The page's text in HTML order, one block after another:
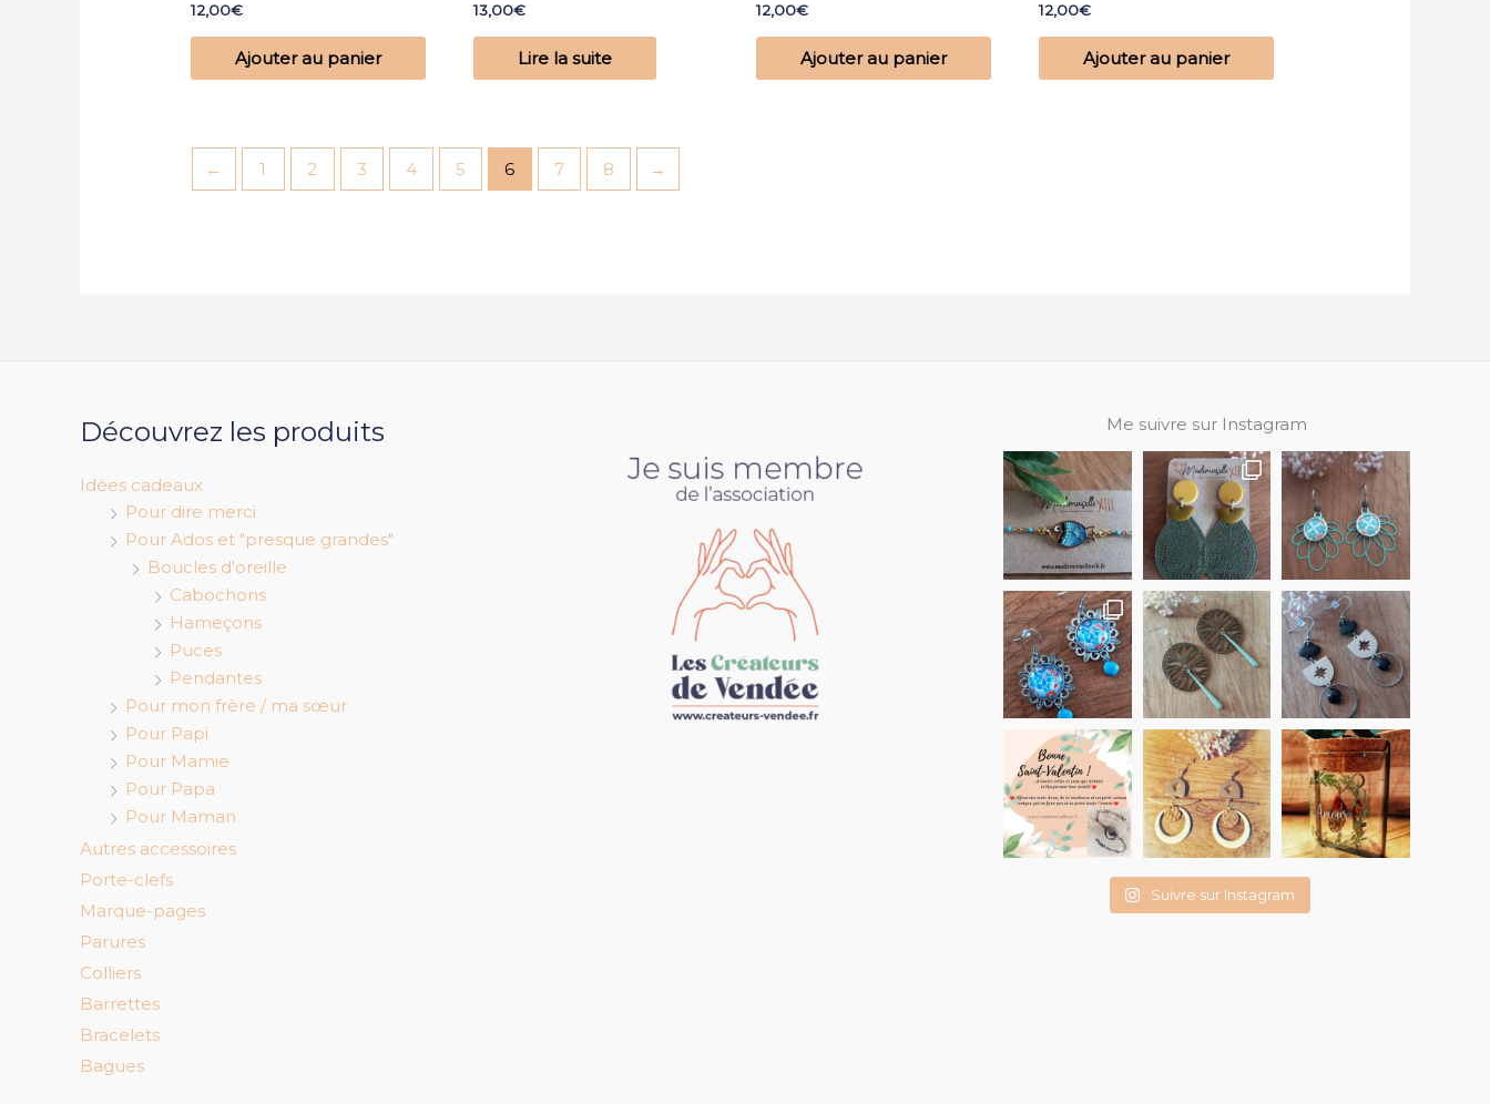
12,00€
Ajouter au panier
13,00€
Lire la suite
12,00€
Ajouter au panier
12,00€
Ajouter au panier
← 1 2 3 4 5 6 7 8 →
Découvrez les produits
Idées cadeaux
Pour dire merci
Pour Ados et "presque grandes"
Boucles d'oreille
Cabochons
Hameçons
Puces
Pendantes
Pour mon frère / ma sœur
Pour Papi
Pour Mamie
Pour Papa
Pour Maman
Autres accessoires
Porte-clefs
Marque-pages
Parures
Colliers
Barrettes
Bracelets
Bagues
Me suivre sur Instagram
Suivre sur Instagram